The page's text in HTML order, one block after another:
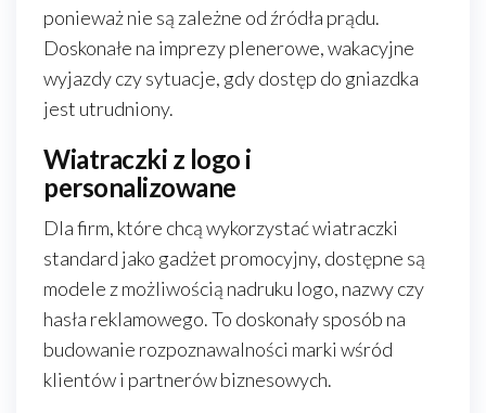
ponieważ nie są zależne od źródła prądu.
Doskonałe na imprezy plenerowe, wakacyjne
wyjazdy czy sytuacje, gdy dostęp do gniazdka
jest utrudniony.
Wiatraczki z logo i
personalizowane
Dla firm, które chcą wykorzystać wiatraczki
standard jako gadżet promocyjny, dostępne są
modele z możliwością nadruku logo, nazwy czy
hasła reklamowego. To doskonały sposób na
budowanie rozpoznawalności marki wśród
klientów i partnerów biznesowych.